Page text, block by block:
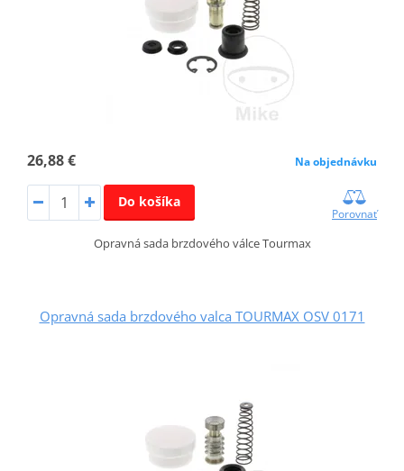
26,88 € Na objednávku
Do košíka
Porovnať
Opravná sada brzdového válce Tourmax
Opravná sada brzdového valca TOURMAX OSV 0171